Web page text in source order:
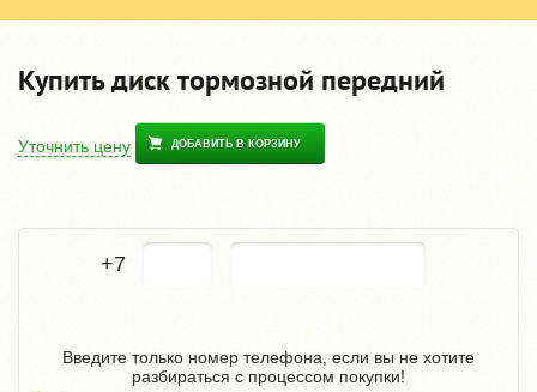
Купить диск тормозной передний
Уточнить цену ДОБАВИТЬ В КОРЗИНУ
+7
Введите только номер телефона, если вы не хотите
разбираться с процессом покупки!